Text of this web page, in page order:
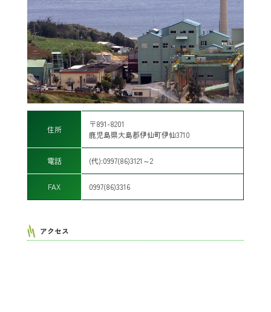
住所
〒891-8201
鹿児島県大島郡伊仙町伊仙3710
電話 (代):0997(86)3121～2
FAX 0997(86)3316
アクセス